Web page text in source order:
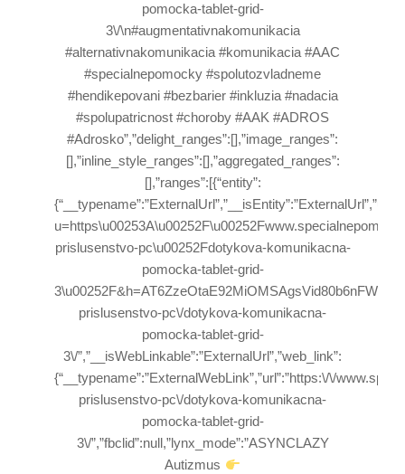
pomocka-tablet-grid-
3\/\n#augmentativnakomunikacia
#alternativnakomunikacia #komunikacia #AAC
#specialnepomocky #spolutozvladneme
#hendikepovani #bezbarier #inkluzia #nadacia
#spolupatricnost #choroby #AAK #ADROS
#Adrosko”,”delight_ranges”:[],”image_ranges”:
[],”inline_style_ranges”:[],”aggregated_ranges”:
[],”ranges”:[{“entity”:
prislusenstvo-pc\u00252Fdotykova-komunikacna-
pomocka-tablet-grid-
prislusenstvo-pc\/dotykova-komunikacna-
pomocka-tablet-grid-
3\/”,”__isWebLinkable”:”ExternalUrl”,”web_link”:
{“__typename”:”ExternalWebLink”,”url”:”https:\/\/
prislusenstvo-pc\/dotykova-komunikacna-
pomocka-tablet-grid-
3\/”,”fbclid”:null,”lynx_mode”:”ASYNCLAZY
Autizmus